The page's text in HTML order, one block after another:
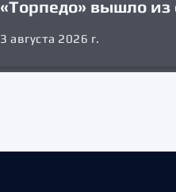
«Торпедо» вышло из
3 августа 2026 г.